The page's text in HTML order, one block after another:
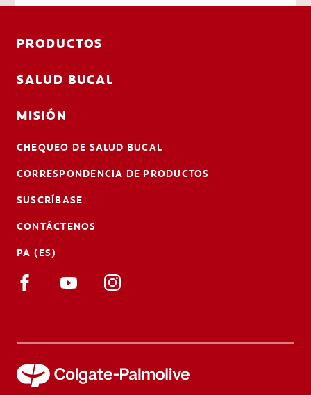
PRODUCTOS
SALUD BUCAL
MISIÓN
CHEQUEO DE SALUD BUCAL
CORRESPONDENCIA DE PRODUCTOS
SUSCRÍBASE
CONTÁCTENOS
PA (ES)